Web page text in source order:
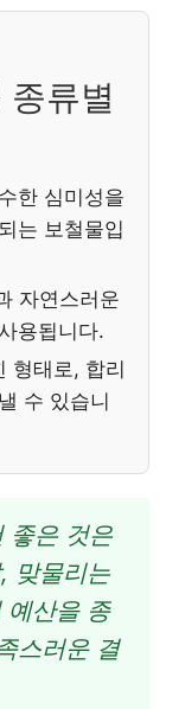
류별
한 심미성을
는 보철물입
자연스러운
용됩니다.
형태로, 합리
수 있습니
좋은 것은
맞물리는
예산을 종
스러운 결